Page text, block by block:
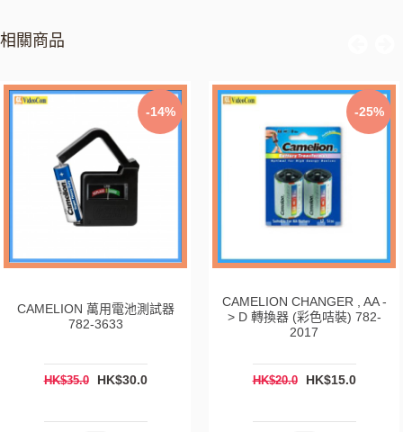
相關商品
-14%
CAMELION 萬用電池測試器
782-3633
HK$35.0 HK$30.0
-25%
CAMELION CHANGER , AA -
> D 轉換器 (彩色咭裝) 782-
2017
HK$20.0 HK$15.0